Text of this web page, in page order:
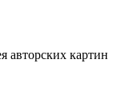
авторских картин